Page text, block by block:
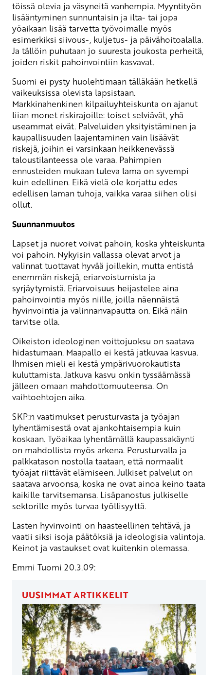
töissä olevia ja väsyneitä vanhempia. Myyntityön
lisääntyminen sunnuntaisin ja ilta- tai jopa
yöaikaan lisää tarvetta työvoimalle myös
esimerkiksi siivous-, kuljetus- ja päivähoitoalalla.
Ja tällöin puhutaan jo suuresta joukosta perheitä,
joiden riskit pahoinvointiin kasvavat.
Suomi ei pysty huolehtimaan tälläkään hetkellä
vaikeuksissa olevista lapsistaan.
Markkinahenkinen kilpailuyhteiskunta on ajanut
liian monet riskirajoille: toiset selviävät, yhä
useammat eivät. Palveluiden yksityistäminen ja
kaupallisuuden laajentaminen vain lisäävät
riskejä, joihin ei varsinkaan heikkenevässä
taloustilanteessa ole varaa. Pahimpien
ennusteiden mukaan tuleva lama on syvempi
kuin edellinen. Eikä vielä ole korjattu edes
edellisen laman tuhoja, vaikka varaa siihen olisi
ollut.
Suunnanmuutos
Lapset ja nuoret voivat pahoin, koska yhteiskunta
voi pahoin. Nykyisin vallassa olevat arvot ja
valinnat tuottavat hyvää joillekin, mutta entistä
enemmän riskejä, eriarvoistumista ja
syrjäytymistä. Eriarvoisuus heijastelee aina
pahoinvointia myös niille, joilla näennäistä
hyvinvointia ja valinnanvapautta on. Eikä näin
tarvitse olla.
Oikeiston ideologinen voittojuoksu on saatava
hidastumaan. Maapallo ei kestä jatkuvaa kasvua.
Ihmisen mieli ei kestä ympärivuorokautista
kuluttamista. Jatkuva kasvu onkin tyssäämässä
jälleen omaan mahdottomuuteensa. On
vaihtoehtojen aika.
SKP:n vaatimukset perusturvasta ja työajan
lyhentämisestä ovat ajankohtaisempia kuin
koskaan. Työaikaa lyhentämällä kaupassakäynti
on mahdollista myös arkena. Perusturvalla ja
palkkatason nostolla taataan, että normaalit
työajat riittävät elämiseen. Julkiset palvelut on
saatava arvoonsa, koska ne ovat ainoa keino taata
kaikille tarvitsemansa. Lisäpanostus julkiselle
sektorille myös turvaa työllisyyttä.
Lasten hyvinvointi on haasteellinen tehtävä, ja
vaatii siksi isoja päätöksiä ja ideologisia valintoja.
Keinot ja vastaukset ovat kuitenkin olemassa.
Emmi Tuomi 20.3.09:
UUSIMMAT ARTIKKELIT